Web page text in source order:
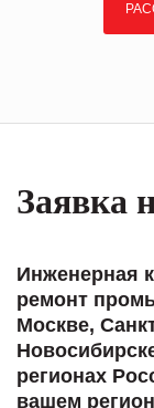
Заявка
Инженерная
ремонт
Москве,
регионах
вашем